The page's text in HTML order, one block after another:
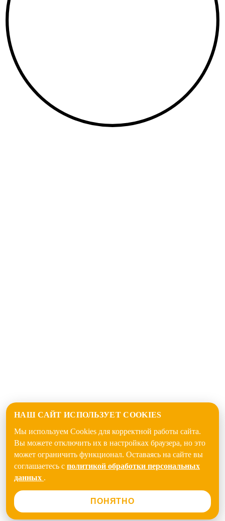
НАШ САЙТ ИСПОЛЬЗУЕТ COOKIES
Мы используем Cookies для корректной работы сайта.
Вы можете отключить их в настройках браузера, но это
может ограничить функционал. Оставаясь на сайте вы
соглашаетесь с политикой обработки персональных
данных .
ПОНЯТНО